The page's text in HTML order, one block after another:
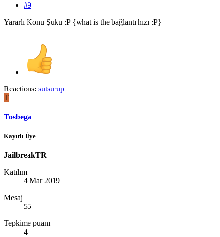
#9
Yararlı Konu Şuku :P {what is the bağlantı hızı :P}
Reactions: sutsurup
T
Tosbega
Kayıtlı Üye
JailbreakTR
Katılım
4 Mar 2019
Mesaj
55
Tepkime puanı
4